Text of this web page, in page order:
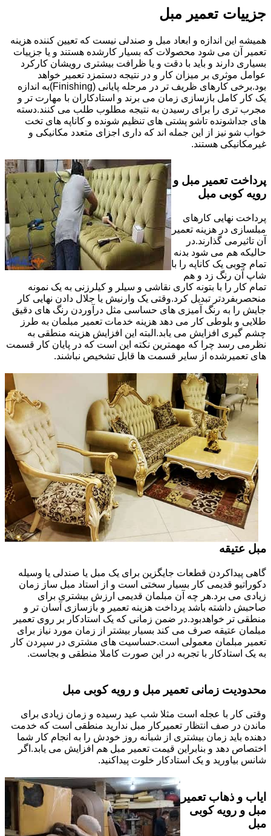
جزییات تعمیر مبل
همیشه این اندازه و ابعاد مبل و صندلی نیست که تعیین کننده هزینه
تعمیر آن می شود محصولات که بسیار کارشده هستند و یا جزییات
بسیاری دارند و باید با دقت و یا ظرافت بیشتری رویشان کارکرد
عوامل موثری بر میزان کار و در نتیجه دستمزد تعمیر خواهد
بود.برخی کارهای ظریف تر در مرحله پایانی (Finishing)به اندازه
یک کار کامل بازسازی زمان می برند و استادکاران با مهارت تر و
مجرب تری را برای رسیدن به نتیجه مطلوب طلب می کنند.دسته
های جداشونده تاشو پشتی های تنظیم شونده و کاناپه های تخت
خواب شو نیز از این جمله اند که داری اجزای متعدد مکانیکی و
غیرمکانیکی هستند.
پرداخت تعمیر مبل و
رویه کوبی مبل
پرداخت نهایی کارهای
مبلسازی در هزینه تعمیر
آن تاثیرمی گذارند.در
حالیکه هم می شود بدنه
تمام چوبی یک کاناپه را با
شاپ آن رنگ زد و هم
تمام کار را با بتونه کاری نقاشی و سیلر و کیلرزنی به یک نمونه
منحصربفردتر تبدیل کرد.وقتی یک وارنیش یا جلال دادن نهایی کار
جایش را به رنگ آمیزی های حساسی مثل درآوردن رنگ های دقیق
طلایی و بلوطی کار می دهد هزینه خدمات تعمیر مبلمان به طرز
چشم گیری افزایش می یابد.البته این افزایش هزینه منطقی به
نظرمی رسد چرا که مهمترین نکته این است که در پایان کار قسمت
های تعمیرشده از سایر قسمت ها قابل تشخیص نباشند.
مبل عتیقه
گاهی پیداکردن قطعات جایگزین برای یک مبل یا صندلی یا وسیله
دکوراتیو قدیمی کار بسیار سختی است و از استاد مبل ساز زمان
زیادی می برد.هر چه آن مبلمان قدیمی ارزش بیشتری برای
صاحبش داشته باشد پرداخت هزینه تعمیر و بازسازی آسان تر و
منطقی تر خواهدبود.در ضمن زمانی که یک استادکار بر روی تعمیر
مبلمان عتیقه صرف می کند بسیار بیشتر از زمان مورد نیاز برای
تعمیر مبلمان معمولی است.حساسیت های مشتری در سپردن کار
به یک استادکار با تجربه در این صورت کاملا منطقی و بجاست.
محدودیت زمانی تعمیر مبل و رویه کوبی مبل
وقتی کار با عجله است مثلا شب عید رسیده و زمان زیادی برای
ماندن در صف انتظار تعمیرکار مبل ندارید منطقی است که خدمت
دهنده باید زمان بیشتری از شبانه روز خودش را به انجام کار شما
اختصاص دهد و بنابراین قیمت تعمیر مبل هم افزایش می یابد.اگر
شانس بیاورید و یک استادکار خلوت پیداکنید.
ایاب و ذهاب تعمیر
مبل و رویه کوبی
مبل